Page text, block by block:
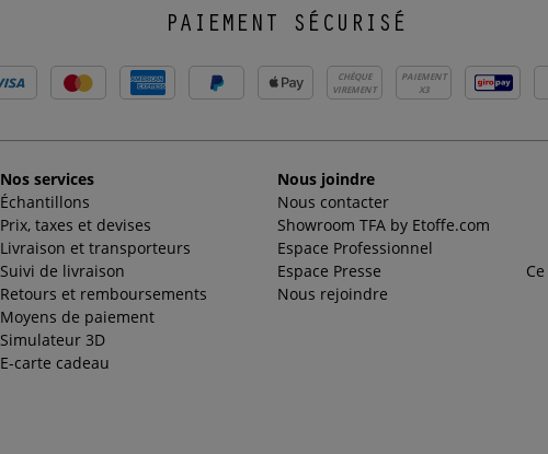
PAIEMENT SÉCURISÉ
CHÈQUE
VIREMENT
PAIEMENT
X3
Nos services
Échantillons
Prix, taxes et devises
Livraison et transporteurs
Suivi de livraison
Retours et remboursements
Moyens de paiement
Simulateur 3D
E-carte cadeau
Nous joindre
Nous contacter
Showroom TFA by Etoffe.com
Espace Professionnel
Espace Presse
Nous rejoindre